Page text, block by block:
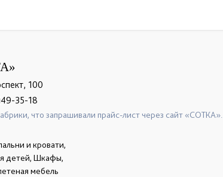
100
35-18
что запрашивали прайс-лист через сайт «СОТКА».
и кровати,
детей, Шкафы,
мебель